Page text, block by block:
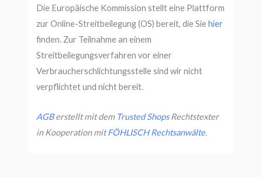
Die Europäische Kommission stellt eine Plattform
zur Online-Streitbeilegung (OS) bereit, die Siehier
finden. Zur Teilnahme an einem
Streitbeilegungsverfahren vor einer
Verbraucherschlichtungsstelle sind wir nicht
verpflichtet und nicht bereit.
AGBerstellt mit dem Trusted ShopsRechtstexter
in Kooperation mitFÖHLISCH Rechtsanwälte.